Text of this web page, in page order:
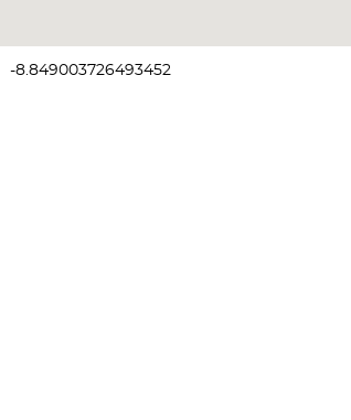
-8.849003726493452